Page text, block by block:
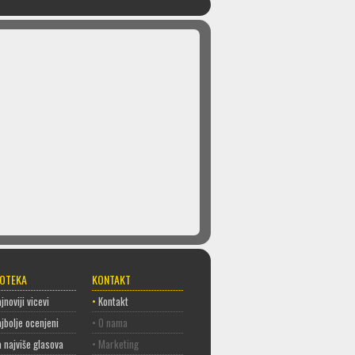
vicevi
ocenjeni
najviše glasova
KONTAKT
• Kontakt
• O nama
• Marketing